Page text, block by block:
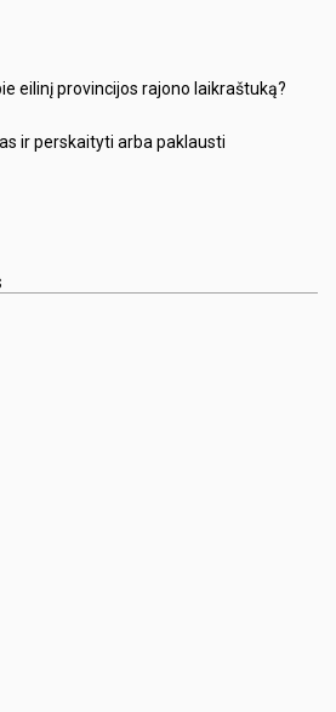
eilinį provincijos rajono laikraštuką?
ir perskaityti arba paklausti